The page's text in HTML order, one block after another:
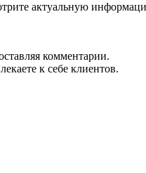
актуальную
комментарии.
к себе клиентов.